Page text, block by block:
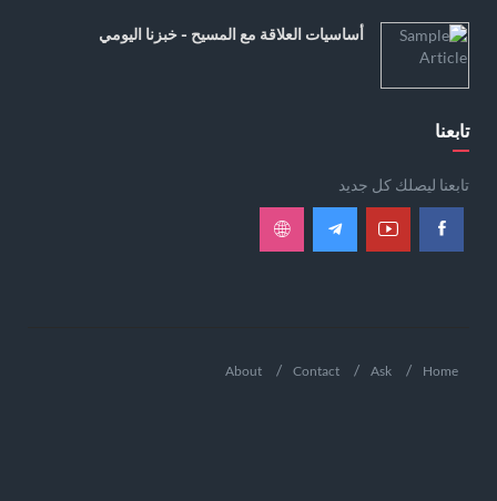
أساسيات العلاقة مع المسيح - خبزنا اليومي
تابعنا
تابعنا ليصلك كل جديد
Home
Ask
Contact
About